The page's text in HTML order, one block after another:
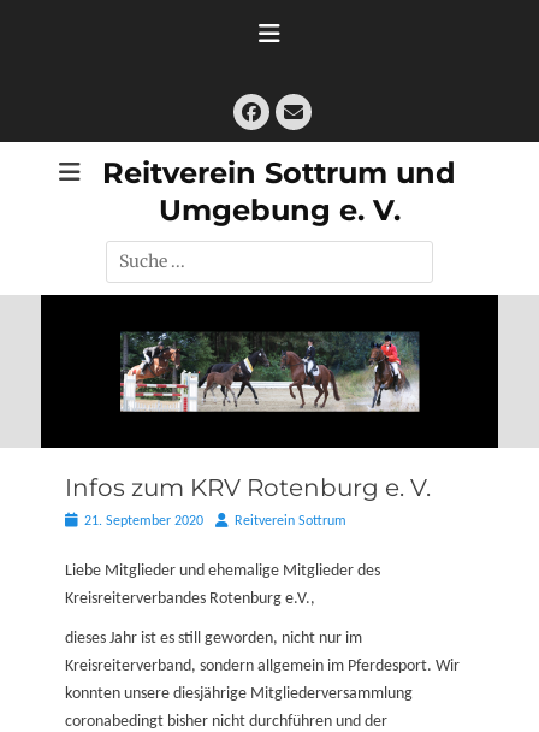
Facebook
E-
Mail
Reitverein Sottrum und
Umgebung e. V.
Suche
nach:
Infos zum KRV Rotenburg e. V.
Posted21. September 2020 AutorReitverein Sottrum
Liebe Mitglieder und ehemalige Mitglieder des
Kreisreiterverbandes Rotenburg e.V.,
dieses Jahr ist es still geworden, nicht nur im
Kreisreiterverband, sondern allgemein im Pferdesport. Wir
konnten unsere diesjährige Mitgliederversammlung
coronabedingt bisher nicht durchführen und der